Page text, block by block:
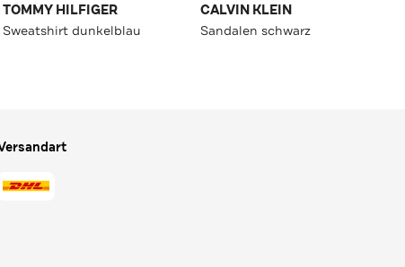
TOMMY HILFIGER
Sweatshirt dunkelblau
CALVIN KLEIN
Sandalen schwarz